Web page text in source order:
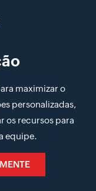
maximizar o
personalizadas,
os recursos para
equipe.